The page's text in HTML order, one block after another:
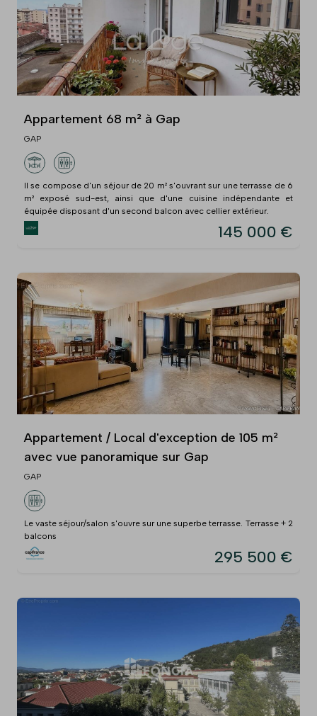
Appartement 68 m² à Gap
GAP
Il se compose d'un séjour de 20 m² s'ouvrant sur une terrasse de 6
m² exposé sud-est, ainsi que d'une cuisine indépendante et
équipée disposant d'un second balcon avec cellier extérieur.
145 000 €
Appartement / Local d'exception de 105 m²
avec vue panoramique sur Gap
GAP
Le vaste séjour/salon s'ouvre sur une superbe terrasse. Terrasse + 2
balcons
295 500 €